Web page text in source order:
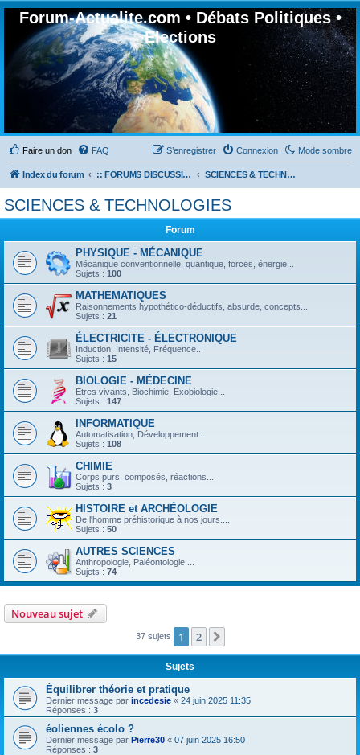
Forum-Actualite.com • Débats Politiques •
Elections
Faire un don Mode sombre
FAQ Connexion
S’enregistrer
Index du forum :: FORUMS DISCUSSION GÉNÉRALES SCIENCES & TECHNOLOGIES
SCIENCES & TECHNOLOGIES
Forum
PHYSIQUE - MÉCANIQUE
Mécanique conventionnelle, quantique, forces, énergie...
Sujets : 100
MATHEMATIQUES
Raisonnements hypothético-déductifs, absurde, concepts...
Sujets : 21
ÉLECTRICITE - ÉLECTRONIQUE
Induction, Intensité, Fréquence...
Sujets : 15
BIOLOGIE - MÉDECINE
Etres vivants, Biochimie, Exobiologie...
Sujets : 147
INFORMATIQUE
Automatisation, Développement...
Sujets : 108
CHIMIE
Corps purs, composés, réactions...
Sujets : 3
HISTOIRE et ARCHÉOLOGIE
De l'homme préhistorique à nos jours.....
Sujets : 50
AUTRES SCIENCES
Anthropologie, Paléontologie ...
Sujets : 74
Nouveau sujet
37 sujets 1 2
Sujets
Équilibrer théorie et pratique
Dernier message par incedesie « 24 juin 2025 11:35
Réponses : 3
éoliennes écolo ?
Dernier message par Pierre30 « 07 juin 2025 16:50
Réponses : 3